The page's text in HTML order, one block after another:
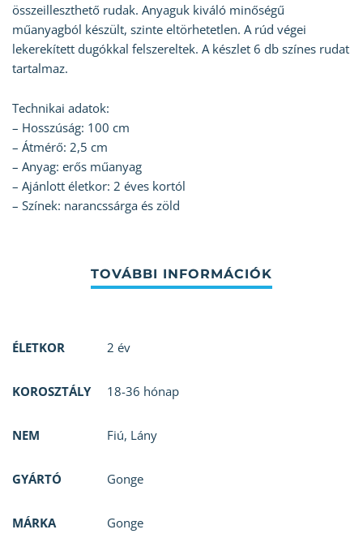
összeilleszthető rudak. Anyaguk kiváló minőségű
műanyagból készült, szinte eltörhetetlen. A rúd végei
lekerekített dugókkal felszereltek. A készlet 6 db színes rudat
tartalmaz.
Technikai adatok:
– Hosszúság: 100 cm
– Átmérő: 2,5 cm
– Anyag: erős műanyag
– Ajánlott életkor: 2 éves kortól
– Színek: narancssárga és zöld
ÉLETKOR 2 év
KOROSZTÁLY 18-36 hónap
NEM Fiú, Lány
GYÁRTÓ Gonge
MÁRKA Gonge